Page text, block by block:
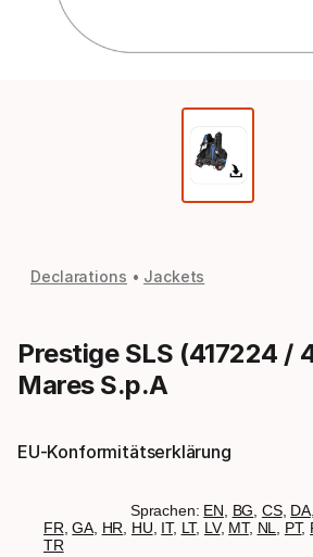
Declarations Jackets
Prestige SLS (417224 /
Mares S.p.A
EU-Konformitätserklärung
Sprachen: EN BG CS, DA,
FR ,GA, HR HU IT, LT, LV, MT, NL PT,
TR